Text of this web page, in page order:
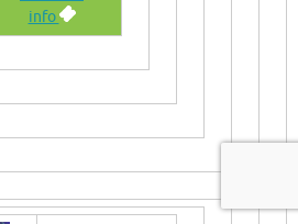
info